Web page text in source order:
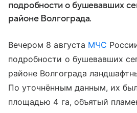
подробности о бушевавших
районе Волгограда.
Вечером 8 августа МЧС
подробности о бушевавших
районе Волгограда
По уточнённым данным, их
площадью 4 га, объятый